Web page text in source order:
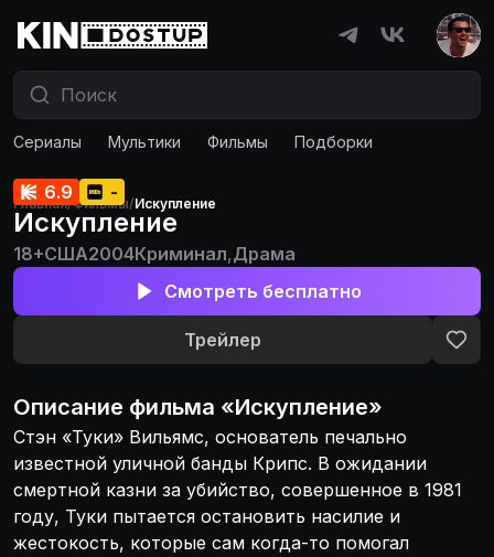
Сериалы Мультики Фильмы Подборки
Главная/Фильмы/Искупление
6.9 -
Искупление
18+США2004Криминал,Драма
Смотреть бесплатно
Трейлер
Описание фильма «Искупление»
Стэн «Туки» Вильямс, основатель печально
известной уличной банды Крипс. В ожидании
смертной казни за убийство, совершенное в 1981
году, Туки пытается остановить насилие и
жестокость, которые сам когда-то помогал